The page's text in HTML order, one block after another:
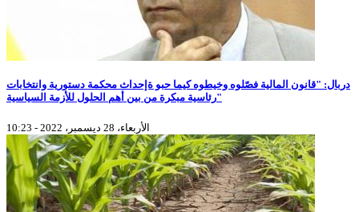
دربال: "قانون المالية فصّلوه وخيطوه كيما حبو ةإحداث محكمة دستورية وانتخابات
رئاسية مبكرة من بين أهم الحلول للأزمة السياسية"
الأربعاء، 28 ديسمبر، 2022 - 10:23